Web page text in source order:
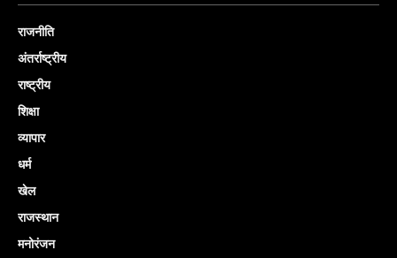
राजनीति
अंतर्राष्ट्रीय
राष्ट्रीय
शिक्षा
व्यापार
धर्म
खेल
राजस्थान
मनोरंजन